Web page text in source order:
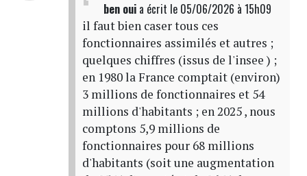
ben ouia écrit le 05/06/2026 à 15h09
il faut bien caser tous ces
fonctionnaires assimilés et autres ;
quelques chiffres (issus de l'insee ) ;
en 1980 la France comptait (environ)
3 millions de fonctionnaires et 54
millions d'habitants ; en 2025 , nous
comptons 5,9 millions de
fonctionnaires pour 68 millions
d'habitants (soit une augmentation